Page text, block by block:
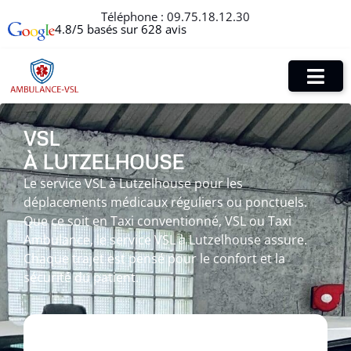
Téléphone : 09.75.18.12.30
4.8/5 basés sur 628 avis
VSL
À LUTZELHOUSE
Le service VSL à Lutzelhouse pour les
déplacements médicaux réguliers ou ponctuels.
Que ce soit en Taxi conventionné, VSL ou Taxi
Ambulance, le service VSL à Lutzelhouse assure.
Chaque trajet est pensé pour le confort et la
sécurité du patient.